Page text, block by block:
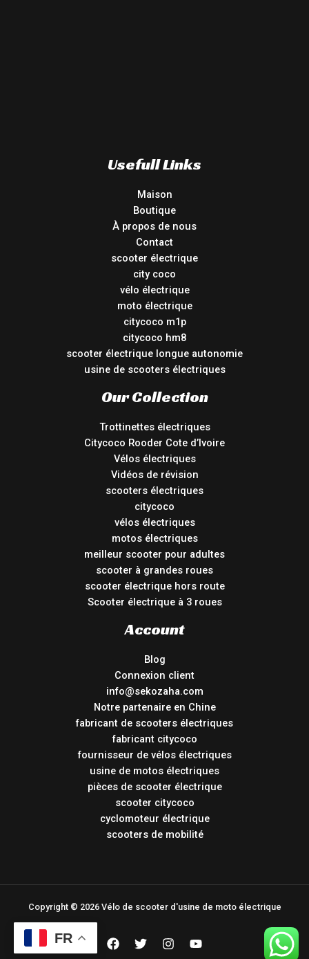
Usefull Links
Maison
Boutique
À propos de nous
Contact
scooter électrique
city coco
vélo électrique
moto électrique
citycoco m1p
citycoco hm8
scooter électrique longue autonomie
usine de scooters électriques
Our Collection
Trottinettes électriques
Citycoco Rooder Cote d’Ivoire
Vélos électriques
Vidéos de révision
scooters électriques
citycoco
vélos électriques
motos électriques
meilleur scooter pour adultes
scooter à grandes roues
scooter électrique hors route
Scooter électrique à 3 roues
Account
Blog
Connexion client
info@sekozaha.com
Notre partenaire en Chine
fabricant de scooters électriques
fabricant citycoco
fournisseur de vélos électriques
usine de motos électriques
pièces de scooter électrique
scooter citycoco
cyclomoteur électrique
scooters de mobilité
Copyright © 2026 Vélo de scooter d'usine de moto électrique
FR